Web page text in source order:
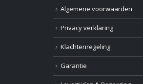
Algemene voorwaarden
Privacy verklaring
Klachtenregeling
Garantie